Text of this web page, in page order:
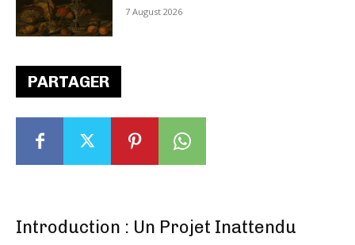
PARTAGER
Introduction : Un Projet Inattendu
7 August 2026